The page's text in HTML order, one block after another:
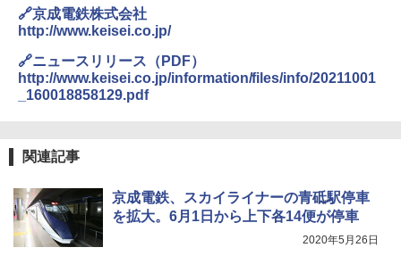
A26 地球の歩き方 チェコ ポーランド スロヴ
ァキア 2026～2027 地球の歩き方A ヨーロッ
パ
解く (講談社現代新書)
￥1,540
ENDLESS BASE 《めざましテレビで紹介》
テント ワンタッチ RENEW 幅200 2-3人用 43
￥5,999
ュ(BC仕様) PATC-150B(EB)
￥9,990
BUNDOK(バンドック)ソロ ドーム 1 EX BDK
レーム ドーム型 テント
￥-
き
￥6,459
🔗京成電鉄株式会社
http://www.keisei.co.jp/
🔗ニュースリリース（PDF）
http://www.keisei.co.jp/information/files/info/20211001
_160018858129.pdf
関連記事
京成電鉄、スカイライナーの青砥駅停車
を拡大。6月1日から上下各14便が停車
2020年5月26日